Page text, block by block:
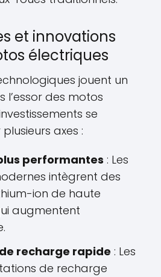
et innovations
électriques
jouent un
l’essor des motos
se
axes :
performantes : Les
intègrent des
ion de haute
augmentent
recharge rapide : Les
de recharge